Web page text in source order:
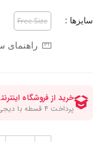
سایزها : Free Size
راهنمای